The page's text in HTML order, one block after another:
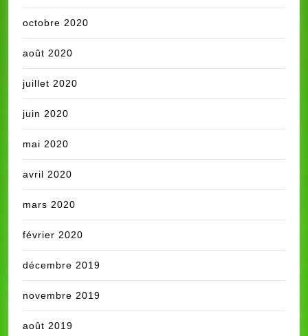
octobre 2020
août 2020
juillet 2020
juin 2020
mai 2020
avril 2020
mars 2020
février 2020
décembre 2019
novembre 2019
août 2019